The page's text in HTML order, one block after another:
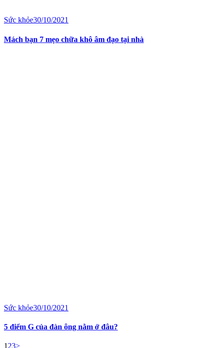
Sức khỏe30/10/2021
Mách bạn 7 mẹo chữa khô âm đạo tại nhà
Sức khỏe30/10/2021
5 điểm G của đàn ông nằm ở đâu?
Page
1 Page
2Page
3>